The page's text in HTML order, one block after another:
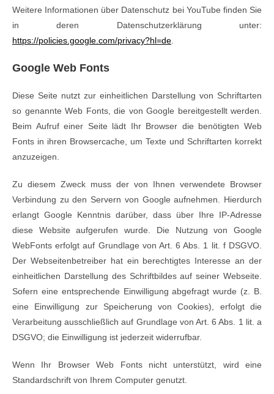
Weitere Informationen über Datenschutz bei YouTube finden Sie
in deren Datenschutzerklärung unter:
https://policies.google.com/privacy?hl=de.
Google Web Fonts
Diese Seite nutzt zur einheitlichen Darstellung von Schriftarten
so genannte Web Fonts, die von Google bereitgestellt werden.
Beim Aufruf einer Seite lädt Ihr Browser die benötigten Web
Fonts in ihren Browsercache, um Texte und Schriftarten korrekt
anzuzeigen.
Zu diesem Zweck muss der von Ihnen verwendete Browser
Verbindung zu den Servern von Google aufnehmen. Hierdurch
erlangt Google Kenntnis darüber, dass über Ihre IP-Adresse
diese Website aufgerufen wurde. Die Nutzung von Google
WebFonts erfolgt auf Grundlage von Art. 6 Abs. 1 lit. f DSGVO.
Der Webseitenbetreiber hat ein berechtigtes Interesse an der
einheitlichen Darstellung des Schriftbildes auf seiner Webseite.
Sofern eine entsprechende Einwilligung abgefragt wurde (z. B.
eine Einwilligung zur Speicherung von Cookies), erfolgt die
Verarbeitung ausschließlich auf Grundlage von Art. 6 Abs. 1 lit. a
DSGVO; die Einwilligung ist jederzeit widerrufbar.
Wenn Ihr Browser Web Fonts nicht unterstützt, wird eine
Standardschrift von Ihrem Computer genutzt.